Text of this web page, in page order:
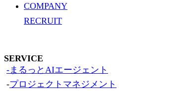
COMPANY
RECRUIT
SERVICE
-まるっとAIエージェント
-プロジェクトマネジメント